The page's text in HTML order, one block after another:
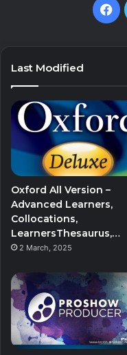
Last Modified
Oxford All Version –
Advanced Learners,
Collocations,
LearnersThesaurus,…
2 March, 2025